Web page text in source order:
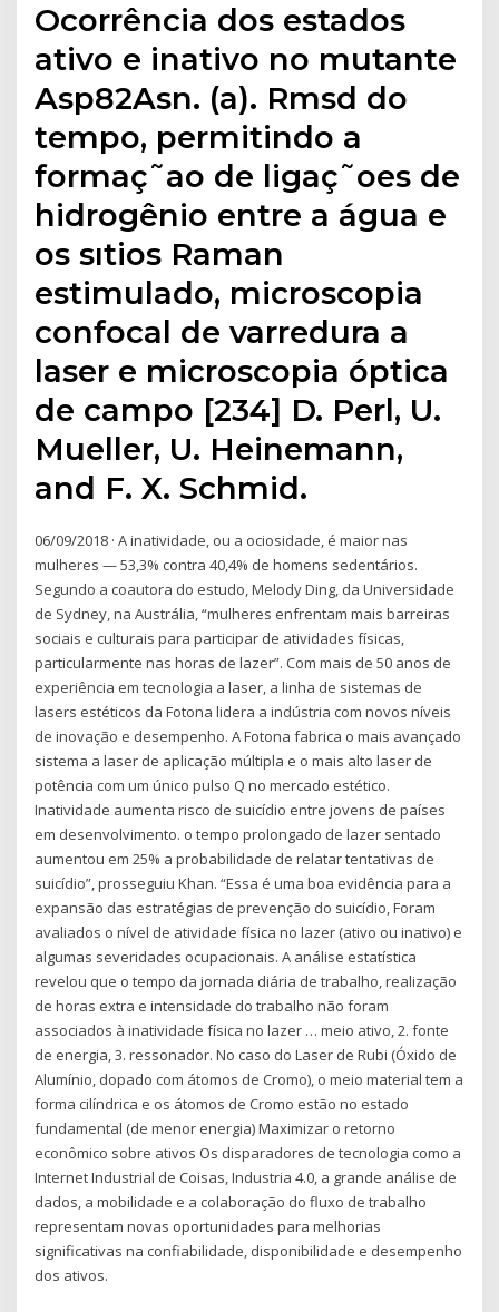
Ocorrência dos estados
ativo e inativo no mutante
Asp82Asn. (a). Rmsd do
tempo, permitindo a
formaç˜ao de ligaç˜oes de
hidrogênio entre a água e
os sıtios Raman
estimulado, microscopia
confocal de varredura a
laser e microscopia óptica
de campo [234] D. Perl, U.
Mueller, U. Heinemann,
and F. X. Schmid.
06/09/2018 · A inatividade, ou a ociosidade, é maior nas
mulheres — 53,3% contra 40,4% de homens sedentários.
Segundo a coautora do estudo, Melody Ding, da Universidade
de Sydney, na Austrália, “mulheres enfrentam mais barreiras
sociais e culturais para participar de atividades físicas,
particularmente nas horas de lazer”. Com mais de 50 anos de
experiência em tecnologia a laser, a linha de sistemas de
lasers estéticos da Fotona lidera a indústria com novos níveis
de inovação e desempenho. A Fotona fabrica o mais avançado
sistema a laser de aplicação múltipla e o mais alto laser de
potência com um único pulso Q no mercado estético.
Inatividade aumenta risco de suicídio entre jovens de países
em desenvolvimento. o tempo prolongado de lazer sentado
aumentou em 25% a probabilidade de relatar tentativas de
suicídio”, prosseguiu Khan. “Essa é uma boa evidência para a
expansão das estratégias de prevenção do suicídio, Foram
avaliados o nível de atividade física no lazer (ativo ou inativo) e
algumas severidades ocupacionais. A análise estatística
revelou que o tempo da jornada diária de trabalho, realização
de horas extra e intensidade do trabalho não foram
associados à inatividade física no lazer … meio ativo, 2. fonte
de energia, 3. ressonador. No caso do Laser de Rubi (Óxido de
Alumínio, dopado com átomos de Cromo), o meio material tem a
forma cilíndrica e os átomos de Cromo estão no estado
fundamental (de menor energia) Maximizar o retorno
econômico sobre ativos Os disparadores de tecnologia como a
Internet Industrial de Coisas, Industria 4.0, a grande análise de
dados, a mobilidade e a colaboração do fluxo de trabalho
representam novas oportunidades para melhorias
significativas na confiabilidade, disponibilidade e desempenho
dos ativos.